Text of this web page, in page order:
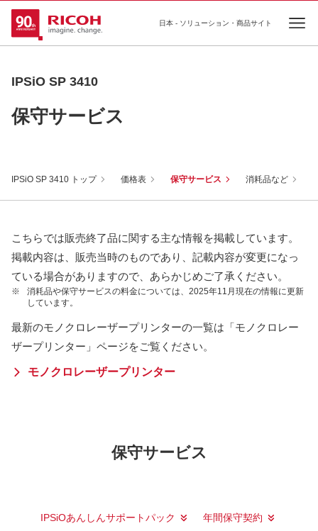
日本 - ソリューション・商品サイト
IPSiO SP 3410
保守サービス
IPSiO SP 3410 トップ 価格表 保守サービス 消耗品など
こちらでは販売終了品に関する主な情報を掲載しています。
掲載内容は、販売当時のものであり、記載内容が変更になっ
ている場合がありますので、あらかじめご了承ください。
※
消耗品や保守サービスの料金については、2025年11月現在の情報に更新
しています。
最新のモノクロレーザープリンターの一覧は「モノクロレー
ザープリンター」ページをご覧ください。
モノクロレーザープリンター
保守サービス
IPSiOあんしんサポートパック 年間保守契約